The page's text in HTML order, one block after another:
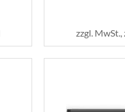
zzgl. MwSt.,